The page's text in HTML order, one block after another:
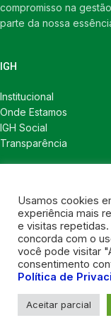
compromisso na
parte da nossa
IGH
Institucional
Onde Estamos
IGH Social
Transparência
Notícias
Política de Privacidade
CONTATOS
Contatos
Contatos para imprensa
Nosso instagram
Usamos cookies
experiência mais
e visitas repetidas.
concorda com o
você pode visitar
consentimento
Política de
Aceitar parcial